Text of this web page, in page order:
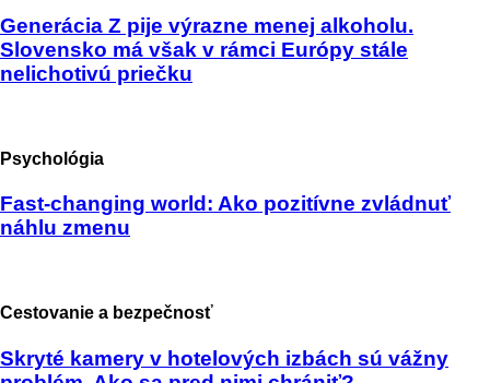
Generácia Z pije výrazne menej alkoholu.
Slovensko má však v rámci Európy stále
nelichotivú priečku
Psychológia
Fast-changing world: Ako pozitívne zvládnuť
náhlu zmenu
Cestovanie a bezpečnosť
Skryté kamery v hotelových izbách sú vážny